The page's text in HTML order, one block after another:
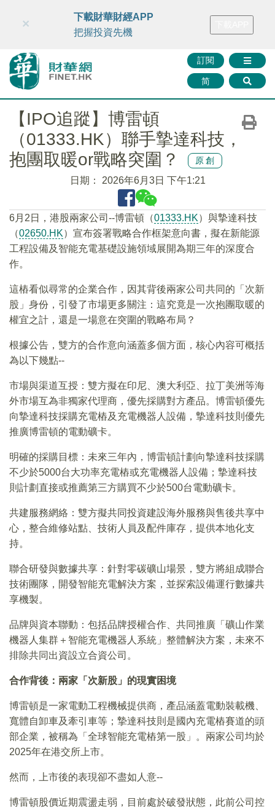
財華智庫網 FINTV FINMETA 財華證券 媒體矩陣
訂閱
简
×
下載財華財經APP
把握投資先機
【IPO追蹤】博雷頓
（01333.HK）聯手摯達科技，
抱團取暖or戰略突圍？
原創
日期： 2026年6月3日 下午1:21
6月2日，港股兩家公司--博雷頓（01333.HK）與摯達科技
（02650.HK）宣布簽署戰略合作框架意向書，擬在新能源
工程設備及智能充電基礎設施領域展開為期三年的深度合
作。
這樁看似尋常的企業合作，因其背後兩家公司共同的「次新
股」身份，引發了市場更多關注：這究竟是一次抱團取暖的
權宜之計，還是一場意在突圍的戰略布局？
根據公告，雙方的合作意向涵蓋多個方面，核心內容可概括
為以下幾點--
市場與渠道互授：雙方擬在印尼、澳大利亞、拉丁美洲等海
外市場互為非獨家代理商，優先採購對方產品。博雷頓優先
向摯達科技採購充電樁及充電機器人設備，摯達科技則優先
推廣博雷頓的電動礦卡。
明確的採購目標：未來三年內，博雷頓計劃向摯達科技採購
不少於5000台大功率充電樁或充電機器人設備；摯達科技
則計劃直接或推薦第三方購買不少於500台電動礦卡。
共建服務網絡：雙方擬共同投資建設海外服務與售後共享中
心，整合維修站點、技術人員及配件庫存，提供本地化支
持。
聯合研發與數據共享：針對零碳礦山場景，雙方將組成聯合
技術團隊，開發智能充電解決方案，並探索設備運行數據共
享機製。
品牌與資本聯動：包括品牌授權合作、共同推廣「礦山作業
機器人集群＋智能充電機器人系統」整體解決方案，未來不
排除共同出資設立合資公司。
合作背後：兩家「次新股」的現實困境
博雷頓是一家電動工程機械提供商，產品涵蓋電動裝載機、
寬體自卸車及牽引車等；摯達科技則是國內充電樁賽道的頭
部企業，被稱為「全球智能充電樁第一股」。兩家公司均於
2025年在港交所上市。
然而，上市後的表現卻不盡如人意--
博雷頓股價近期震盪走弱，目前處於破發狀態，此前公司控